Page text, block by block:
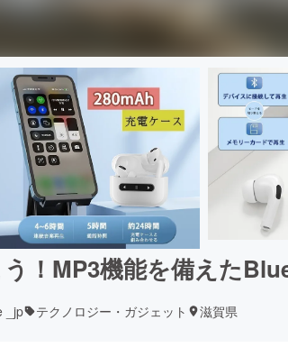
！MP3機能を備えた
_jp テクノロジー・ガジェット 滋賀県